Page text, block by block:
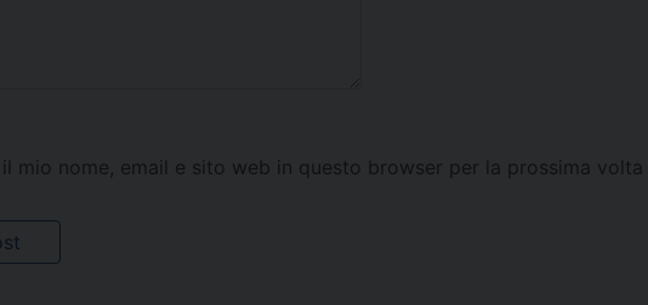
il mio nome, email e sito web in questo browser per la prossima